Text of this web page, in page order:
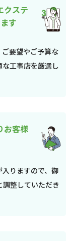
クステ
す
要望やご予算な
工事店を厳選し
お客様
りますので、御
整していただき